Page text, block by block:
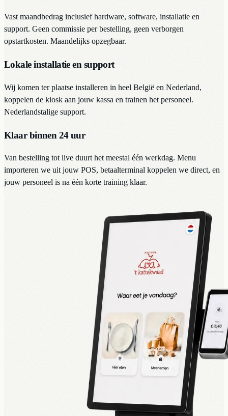
Vast maandbedrag inclusief hardware, software, installatie en
support. Geen commissie per bestelling, geen verborgen
opstartkosten. Maandelijks opzegbaar.
Lokale installatie en support
Wij komen ter plaatse installeren in heel België en Nederland,
koppelen de kiosk aan jouw kassa en trainen het personeel.
Nederlandstalige support.
Klaar binnen 24 uur
Van bestelling tot live duurt het meestal één werkdag. Menu
importeren we uit jouw POS, betaalterminal koppelen we direct, en
jouw personeel is na één korte training klaar.